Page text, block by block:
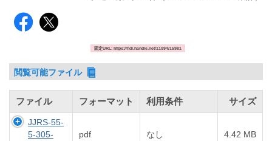
固定URL: https://hdl.handle.net/11094/15981
閲覧可能ファイル
ファイル フォーマット 利用条件 サイズ
JJRS-55-
5-305-
pdf なし 4.42 MB